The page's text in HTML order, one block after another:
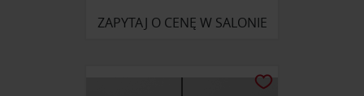
społecznościowym, reklamowym i analitycznym.
ZAPYTAJ O CENĘ W SALONIE